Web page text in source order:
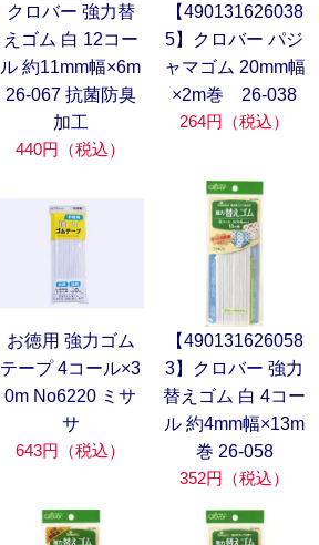
クロバー 強力替
えゴム 白 12コー
ル 約11mm幅×6m
26-067 抗菌防臭
加工
440円（税込）
【490131626038
5】クロバー パジ
ャマゴム 20mm幅
×2m巻 26-038
264円（税込）
お徳用 強力ゴム
テープ 4コール×3
0m No6220 ミサ
サ
643円（税込）
【490131626058
3】クロバー 強力
替えゴム 白 4コー
ル 約4mm幅×13m
巻 26-058
352円（税込）